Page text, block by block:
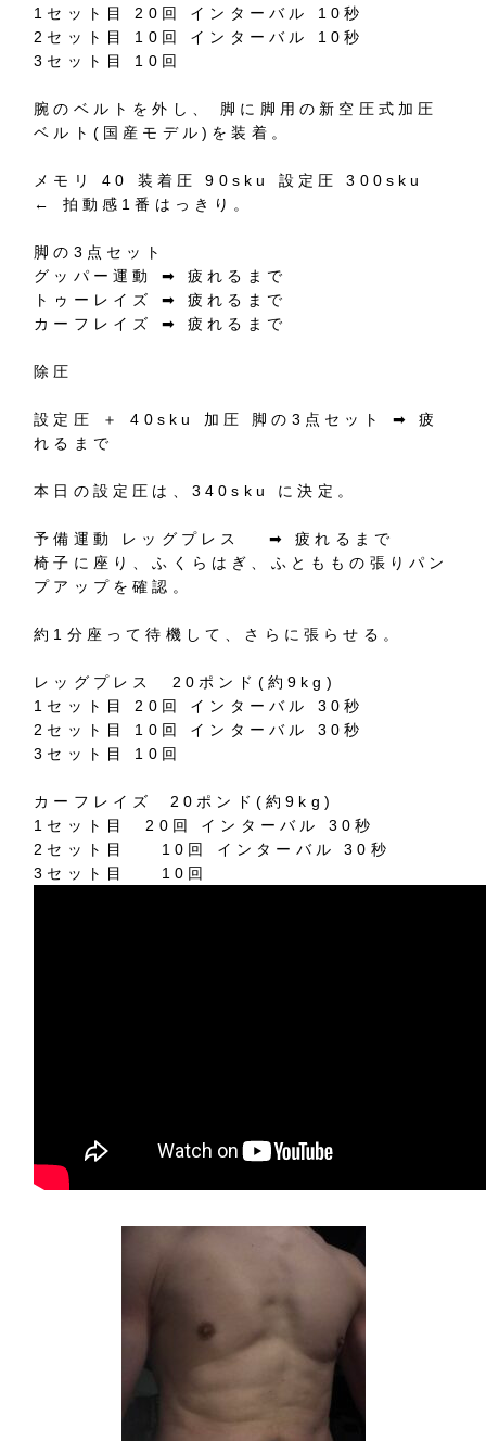
1 セット目 20 回 インターバル 10秒
2 セット目 10 回 インターバル 10秒
3 セット目 10 回
腕のベルトを外し、
脚に脚用の新空圧式加圧
ベルト ( 国産モデル) を装着。
メモリ 40 装着圧 90sku 設定圧
300sku
← 拍動感 1番はっきり。
脚の 3 点セット
グッパー運動
➡︎
疲れるまで
トゥーレイズ
➡︎
疲れるまで
カーフレイズ
➡︎ 疲れるまで
除圧
設定圧 ＋ 40sku 加圧 脚の 3 点セット ➡︎
疲
れるまで
本日の設定圧は、 340sku に決定。
予備運動 レッグプレス ➡︎
疲れるまで
椅子に座り、ふくらはぎ、ふとももの張りパン
プアップを確認。
約 1 分座って待機して、さらに張らせる。
レッグプレス 20 ポンド ( 約9kg)
1 セット目 20 回 インターバル 30秒
2 セット目 10 回 インターバル 30秒
3 セット目 10 回
カーフレイズ 20 ポンド (約9kg)
1 セット目 20 回 インターバル 30秒
2 セット目 10 回 インターバル 30 秒
3 セット目 10 回